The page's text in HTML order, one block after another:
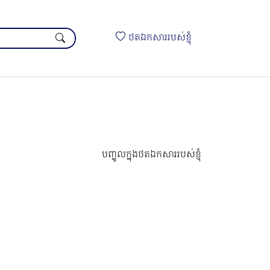
ថតឯកសាររបស់ខ្ញុំ
បញ្ចូលក្នុងថតឯកសាររបស់ខ្ញុំ